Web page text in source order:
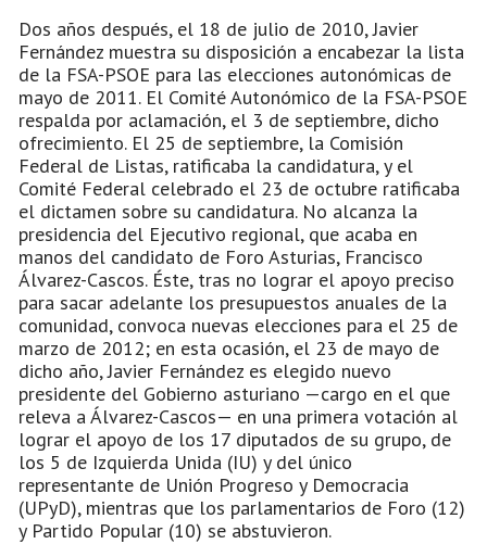
Dos años después, el 18 de julio de 2010, Javier
Fernández muestra su disposición a encabezar la lista
de la FSA-PSOE para las elecciones autonómicas de
mayo de 2011. El Comité Autonómico de la FSA-PSOE
respalda por aclamación, el 3 de septiembre, dicho
ofrecimiento. El 25 de septiembre, la Comisión
Federal de Listas, ratificaba la candidatura, y el
Comité Federal celebrado el 23 de octubre ratificaba
el dictamen sobre su candidatura. No alcanza la
presidencia del Ejecutivo regional, que acaba en
manos del candidato de Foro Asturias, Francisco
Álvarez-Cascos. Éste, tras no lograr el apoyo preciso
para sacar adelante los presupuestos anuales de la
comunidad, convoca nuevas elecciones para el 25 de
marzo de 2012; en esta ocasión, el 23 de mayo de
dicho año, Javier Fernández es elegido nuevo
presidente del Gobierno asturiano —cargo en el que
releva a Álvarez-Cascos— en una primera votación al
lograr el apoyo de los 17 diputados de su grupo, de
los 5 de Izquierda Unida (IU) y del único
representante de Unión Progreso y Democracia
(UPyD), mientras que los parlamentarios de Foro (12)
y Partido Popular (10) se abstuvieron.